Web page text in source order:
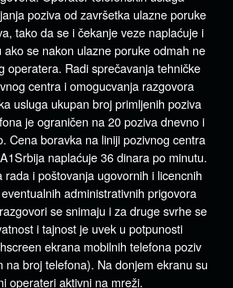
poziva od završetka ulazne poruke
tako da se i čekanje veze naplaćuje i
ako se nakon ulazne poruke odmah ne
operatera. Radi sprečavanja tehničke
centra i omogucvanja razgovora
usluga ukupan broj primljenih poziva
je ograničen na 20 poziva dnevno i
Cena boravka na liniji pozivnog centra
naplaćuje 36 dinara po minutu.
rada i poštovanja ugovornih i licencnih
administrativnih prigovora
se snimaju i za druge svrhe se
i tajnost je uvek u potpunosti
ekrana mobilnih telefona poziv
na broj telefona). Na donjem ekranu su
operateri aktivni na mreži.